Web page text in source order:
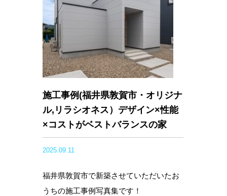
施工事例(福井県敦賀市・オリジナ
ル,リラシオネス）デザイン×性能
×コストがベストバランスの家
2025.09.11
福井県敦賀市で新築させていただいたお
うちの施工事例写真集です！